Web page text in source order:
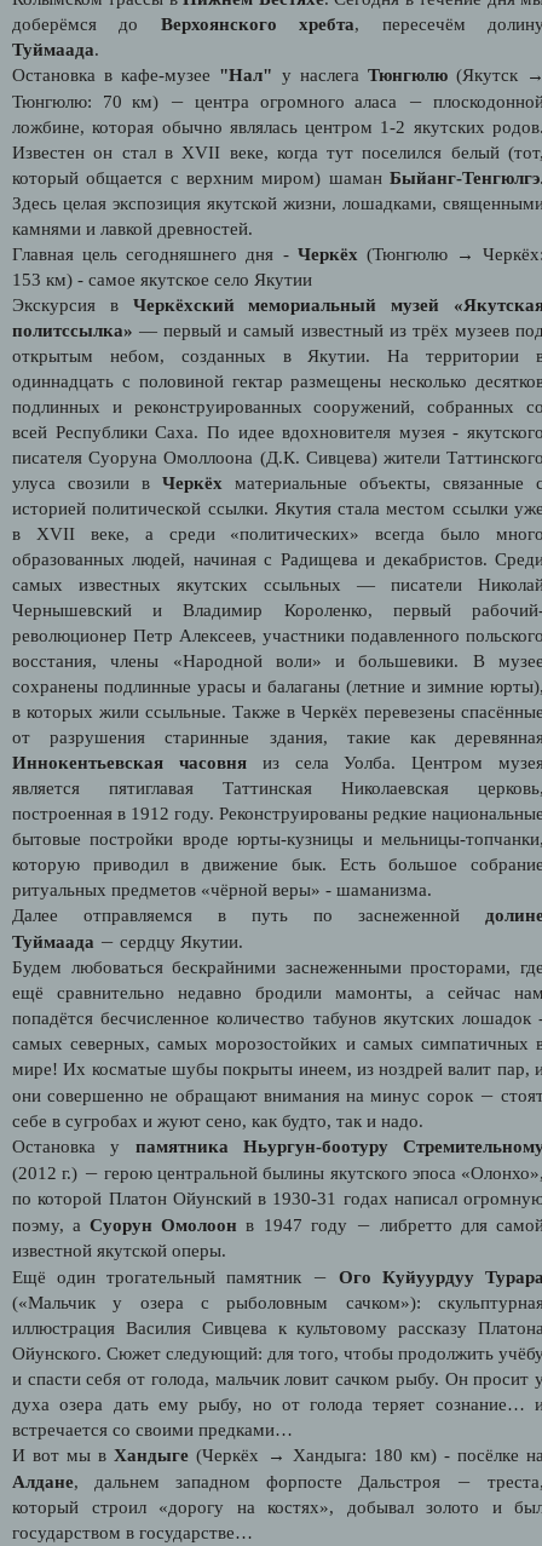
доберёмся до Верхоянского хребта, пересечём
Туймаада.
Остановка в кафе-музее "Нал" у наслега Тюнгюлю(Якутск
Тюнгюлю: 70 км)
— центра огромного аласа —
ложбине, которая обычно являлась центром 1-2 якутских
Известен он стал в XVII веке, когда тут поселился белый
который общается с верхним миром) шаман Быйанг-Тенгюлгэ
Здесь целая экспозиция якутской жизни, лошадками,
камнями и лавкой древностей.
Главная цель сегодняшнего дня - Черкёх (Тюнгюлю →
153 км) - самое якутское село Якутии
Экскурсия в Черкёхский мемориальный музей
политссылка» — первый и самый известный из трёх музеев
открытым небом, созданных в Якутии. На территории
одиннадцать с половиной гектар размещены несколько
подлинных и реконструированных сооружений, собранных
всей Республики Саха. По идее вдохновителя музея -
писателя Суоруна Омоллоона (Д.К. Сивцева) жители
улуса свозили в Черкёх материальные объекты, связанные
историей политической ссылки. Якутия стала местом ссылки
в XVII веке, а среди «политических» всегда было
образованных людей, начиная с Радищева и декабристов.
самых известных якутских ссыльных — писатели
Чернышевский и Владимир Короленко, первый
революционер Петр Алексеев, участники подавленного
восстания, члены «Народной воли» и большевики. В
сохранены подлинные урасы и балаганы (летние и зимние
в которых жили ссыльные. Также в Черкёх перевезены
от разрушения старинные здания, такие как
Иннокентьевская часовняиз села Уолба. Центром
является пятиглавая Таттинская Николаевская
построенная в 1912 году. Реконструированы редкие
бытовые постройки вроде юрты-кузницы и мельницы-
которую приводил в движение бык. Есть большое
ритуальных предметов «чёрной веры» - шаманизма.
Далее отправляемся в путь по заснеженной
Туймаада — сердцу Якутии.
Будем любоваться бескрайними заснеженными просторами,
ещё сравнительно недавно бродили мамонты, а сейчас
попадётся бесчисленное количество табунов якутских лошадок
самых северных, самых морозостойких и самых симпатичных
мире! Их косматые шубы покрыты инеем, из ноздрей валит пар,
они совершенно не обращают внимания на минус сорок —
себе в сугробах и жуют сено, как будто, так и надо.
Остановка у памятника Ньургун-боотуру
(2012 г.) — герою центральной былины якутского эпоса
по которой Платон Ойунский в 1930-31 годах написал
поэму, аСуорун Омолоон в 1947 году — либретто для
известной якутской оперы.
Ещё один трогательный памятник
—
Ого Куйуурдуу
(«Мальчик у озера с рыболовным сачком»):
иллюстрация Василия Сивцева к культовому рассказу
Ойунского. Сюжет следующий: для того, чтобы продолжить
и спасти себя от голода, мальчик ловит сачком рыбу. Он просит
духа озера дать ему рыбу, но от голода теряет сознание…
встречается со своими предками…
И вот мы вХандыге (Черкёх → Хандыга: 180 км) - посёлке
Алдане, дальнем западном форпосте Дальстроя —
который строил «дорогу на костях», добывал золото и
государством в государстве…